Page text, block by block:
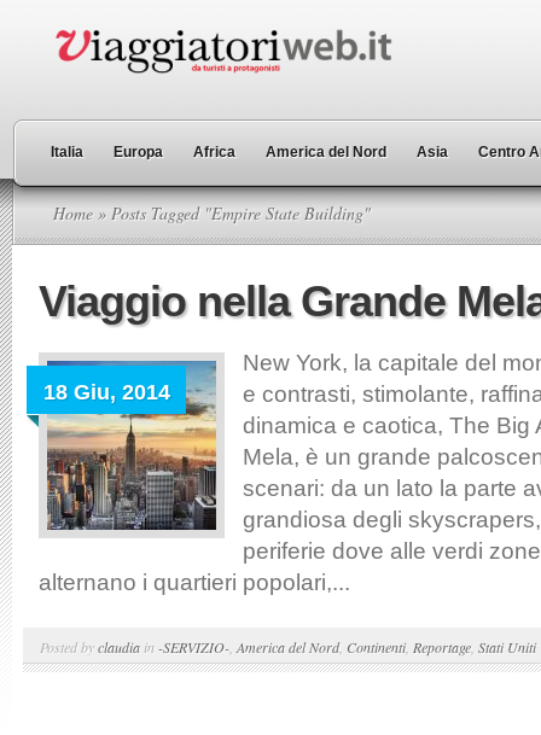
Italia Europa Africa America del Nord Asia Centro
Home » Posts Tagged "Empire State Building"
Viaggio nella Grande
18 Giu, 2014
New York, la capitale del
e contrasti, stimolante,
dinamica e caotica, The Big
Mela, è un grande
scenari: da un lato la parte
grandiosa degli skyscrapers,
periferie dove alle verdi
alternano i quartieri popolari,...
Posted byclaudia in -SERVIZIO- America del Nord, Continenti, Reportage Stati Uniti